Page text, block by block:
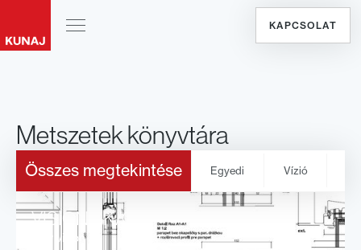
KAPCSOLAT
Metszetek könyvtára
Összes megtekintése Egyedi Vízió
VISION SK/CZ
rezy vision